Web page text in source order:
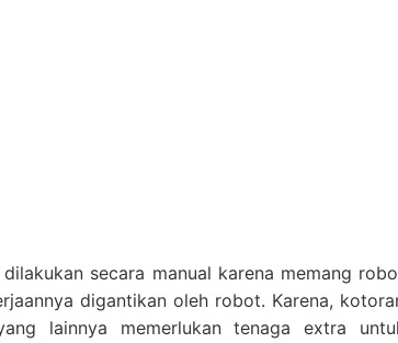
secara manual karena memang
digantikan oleh robot. Karena,
lainnya memerlukan tenaga extra